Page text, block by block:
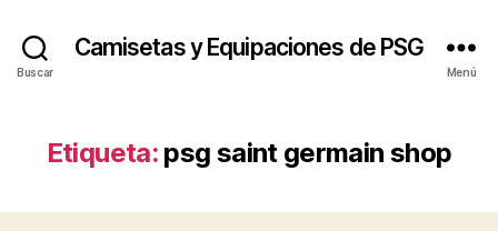
Buscar
Camisetas y Equipaciones de PSG
Menú
Etiqueta: psg saint germain shop